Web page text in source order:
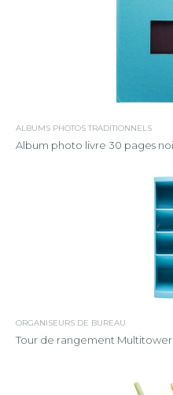
ALBUMS PHOTOS TRADITIONNELS
Album photo livre 30 pages
ORGANISEURS DE BUREAU
Tour de rangement Multitower